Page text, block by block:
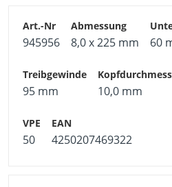
945956 8,0 x 225 mm 60
95 mm 10,0 mm
50 4250207469322